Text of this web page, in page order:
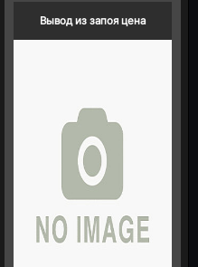
Вывод из запоя цена